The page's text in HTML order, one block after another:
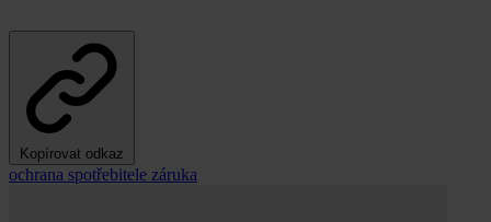
Kopírovat odkaz
ochrana spotřebitele záruka